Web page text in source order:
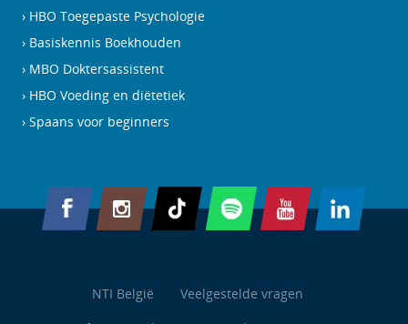
HBO Toegepaste Psychologie
Basiskennis Boekhouden
MBO Doktersassistent
HBO Voeding en diëtetiek
Spaans voor beginners
NTI België
Veelgestelde vragen